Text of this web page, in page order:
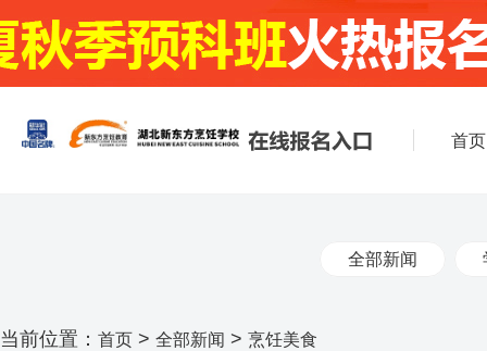
首页
全部新闻
当前位置： 首页 > 全部新闻 > 烹饪美食